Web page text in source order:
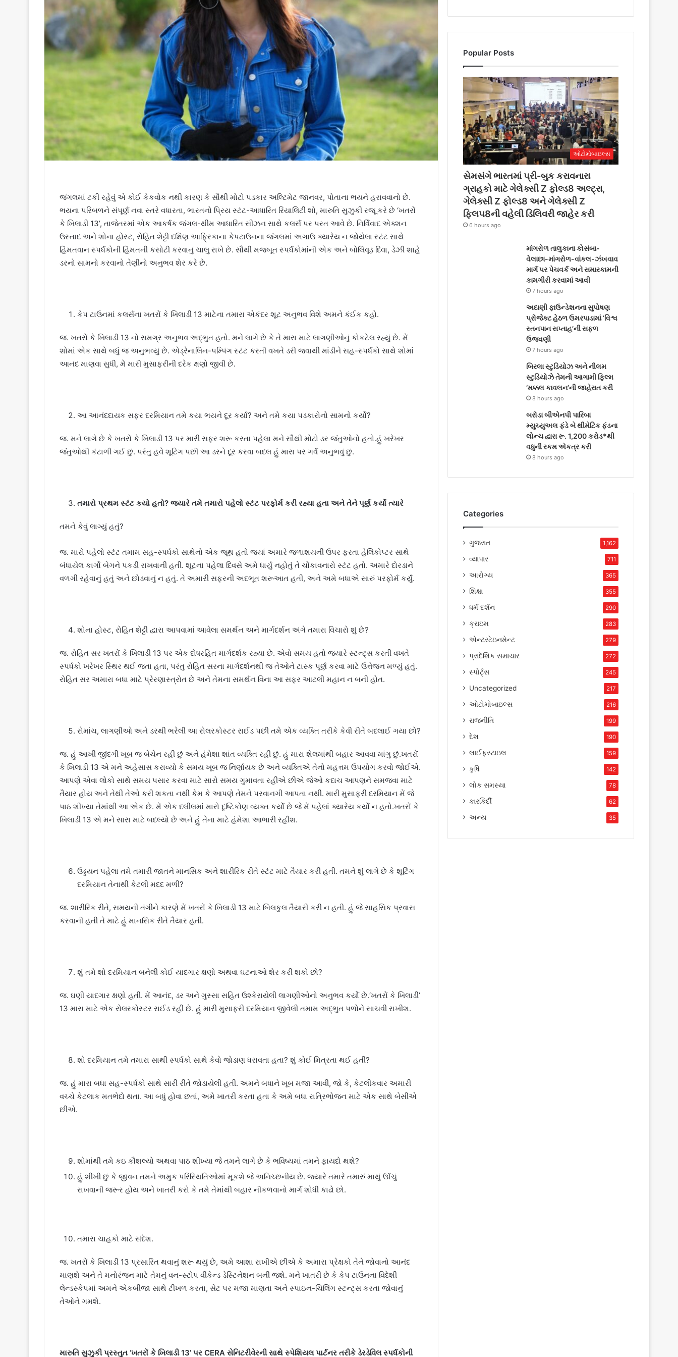
જંગલમાં ટકી રહેવું એ કોઈ કેકવોક નથી કારણ કે સૌથી મોટો પડકાર અલ્ટિમેટ જાનવર, પોતાના ભયને હરાવવાનો છે.
ભયના પરિબળને સંપૂર્ણ નવા સ્તરે વધારતા, ભારતનો પ્રિય સ્ટંટ-આધારિત રિયાલિટી શો, મારુતિ સુઝુકી રજૂ કરે છે ‘ખતરોં
કે ખિલાડી 13’, તાજેતરમાં એક આકર્ષક જંગલ-થીમ આધારિત સીઝન સાથે કલર્સ પર પરત આવે છે. નિર્વિવાદ એક્શન
ઉસ્તાદ અને શોના હોસ્ટ, રોહિત શેટ્ટી દક્ષિણ આફ્રિકાના કેપટાઉનના જંગલમાં અગાઉ ક્યારેય ન જોયેલા સ્ટંટ સાથે
હિંમતવાન સ્પર્ધકોની હિંમતની કસોટી કરવાનું ચાલુ રાખે છે. સૌથી મજબૂત સ્પર્ધકોમાંની એક અને બોલિવૂડ દિવા, ડેઝી શાહે
ડરનો સામનો કરવાનો તેણીનો અનુભવ શેર કરે છે.
કેપ ટાઉનમાં કલર્સના ખતરોં કે ખિલાડી 13 માટેના તમારા એકંદર શૂટ અનુભવ વિશે અમને કંઈક કહો.
જ. ખતરોં કે ખિલાડી 13 નો સમગ્ર અનુભવ અદ્ભુત હતો. મને લાગે છે કે તે મારા માટે લાગણીઓનું કોકટેલ રહ્યું છે. મેં
શોમાં એક સાથે બધું જ અનુભવ્યું છે. એડ્રેનાલિન-પમ્પિંગ સ્ટંટ કરતી વખતે ડરી જવાથી માંડીને સહ-સ્પર્ધકો સાથે શોમાં
આનંદ માણવા સુધી, મેં મારી મુસાફરીની દરેક ક્ષણો જીવી છે.
આ આનંદદાયક સફર દરમિયાન તમે કયા ભયને દૂર કર્યા? અને તમે કયા પડકારોનો સામનો કર્યો?
જ. મને લાગે છે કે ખતરોં કે ખિલાડી 13 પર મારી સફર શરૂ કરતા પહેલા મને સૌથી મોટો ડર જંતુઓનો હતો.હું ખરેખર
જંતુઓથી કંટાળી ગઈ છું. પરંતુ હવે શૂટિંગ પછી આ ડરને દૂર કરવા બદલ હું મારા પર ગર્વ અનુભવું છું.
તમારો પ્રથમ સ્ટંટ કયો હતો? જ્યારે તમે તમારો પહેલો સ્ટંટ પરફોર્મ કરી રહ્યા હતા અને તેને પૂર્ણ કર્યો ત્યારે
તમને કેવું લાગ્યું હતું?
જ. મારો પહેલો સ્ટંટ તમામ સહ-સ્પર્ધકો સાથેનો એક જૂથ હતો જ્યાં અમારે જળાશયની ઉપર ફરતા હેલિકોપ્ટર સાથે
બંધાયેલ કાર્ગો બેગને પકડી રાખવાની હતી. શૂટના પહેલા દિવસે અમે ધાર્યું નહોતું તે ચોંકાવનારો સ્ટંટ હતો. અમારે દોરડાને
વળગી રહેવાનું હતું અને છોડવાનું ન હતું. તે અમારી સફરની અદભૂત શરૂઆત હતી, અને અમે બધાએ સારું પરફોર્મ કર્યું.
શોના હોસ્ટ, રોહિત શેટ્ટી દ્વારા આપવામાં આવેલા સમર્થન અને માર્ગદર્શન અંગે તમારા વિચારો શું છે?
જ. રોહિત સર ખતરોં કે ખિલાડી 13 પર એક દોષરહિત માર્ગદર્શક રહ્યા છે. એવો સમય હતો જ્યારે સ્ટન્ટ્સ કરતી વખતે
સ્પર્ધકો ખરેખર સ્થિર થઈ જતા હતા, પરંતુ રોહિત સરના માર્ગદર્શનથી જ તેઓને ટાસ્ક પૂર્ણ કરવા માટે ઉત્તેજન મળ્યું હતું.
રોહિત સર અમારા બધા માટે પ્રેરણાસ્ત્રોત છે અને તેમના સમર્થન વિના આ સફર આટલી મહાન ન બની હોત.
રોમાંચ, લાગણીઓ અને ડરથી ભરેલી આ રોલરકોસ્ટર રાઈડ પછી તમે એક વ્યક્તિ તરીકે કેવી રીતે બદલાઈ ગયા છો?
જ. હું આખી જીંદગી ખૂબ જ બેચેન રહી છું અને હંમેશા શાંત વ્યક્તિ રહી છું. હું મારા શેલમાંથી બહાર આવવા માંગુ છું.ખતરોં
કે ખિલાડી 13 એ મને અહેસાસ કરાવ્યો કે સમય ખૂબ જ નિર્ણાયક છે અને વ્યક્તિએ તેનો મહત્તમ ઉપયોગ કરવો જોઈએ.
આપણે એવા લોકો સાથે સમય પસાર કરવા માટે સારો સમય ગુમાવતા રહીએ છીએ જેઓ કદાચ આપણને સમજવા માટે
તૈયાર હોય અને તેથી તેઓ કરી શકતા નથી કેમ કે આપણે તેમને પરવાનગી આપતા નથી. મારી મુસાફરી દરમિયાન મેં જે
પાઠ શીખ્યા તેમાંથી આ એક છે. મેં એક દલીલમાં મારો દૃષ્ટિકોણ વ્યક્ત કર્યો છે જે મેં પહેલાં ક્યારેય કર્યો ન હતો.ખતરોં કે
ખિલાડી 13 એ મને સારા માટે બદલ્યો છે અને હું તેના માટે હંમેશા આભારી રહીશ.
ઉડ્ડયન પહેલા તમે તમારી જાતને માનસિક અને શારીરિક રીતે સ્ટંટ માટે તૈયાર કરી હતી. તમને શું લાગે છે કે શૂટિંગ
દરમિયાન તેનાથી કેટલી મદદ મળી?
જ. શારીરિક રીતે, સમયની તંગીને કારણે મેં ખતરોં કે ખિલાડી 13 માટે બિલકુલ તૈયારી કરી ન હતી. હું જે સાહસિક પ્રવાસ
કરવાની હતી તે માટે હું માનસિક રીતે તૈયાર હતી.
શું તમે શો દરમિયાન બનેલી કોઈ યાદગાર ક્ષણો અથવા ઘટનાઓ શેર કરી શકો છો?
જ. ઘણી યાદગાર ક્ષણો હતી. મેં આનંદ, ડર અને ગુસ્સા સહિત ઉશ્કેરાયેલી લાગણીઓનો અનુભવ કર્યો છે.‘ખતરોં કે ખિલાડી’
13 મારા માટે એક રોલરકોસ્ટર રાઈડ રહી છે. હું મારી મુસાફરી દરમિયાન જીવેલી તમામ અદ્ભુત પળોને સાચવી રાખીશ.
શો દરમિયાન તમે તમારા સાથી સ્પર્ધકો સાથે કેવો જોડાણ ધરાવતા હતા? શું કોઈ મિત્રતા થઈ હતી?
જ. હું મારા બધા સહ-સ્પર્ધકો સાથે સારી રીતે જોડાયેલી હતી. અમને બધાને ખૂબ મજા આવી, જો કે, કેટલીકવાર અમારી
વચ્ચે કેટલાક મતભેદો થતા. આ બધું હોવા છતાં, અમે ખાતરી કરતા હતા કે અમે બધા રાત્રિભોજન માટે એક સાથે બેસીએ
છીએ.
શોમાંથી તમે કઇ કૌશલ્યો અથવા પાઠ શીખ્યા જે તમને લાગે છે કે ભવિષ્યમાં તમને ફાયદો થશે?
હું શીખી છું કે જીવન તમને અમુક પરિસ્થિતિઓમાં મૂકશે જે અનિચ્છનીય છે. જ્યારે તમારે તમારું માથું ઊંચું
રાખવાની જરૂર હોય અને ખાતરી કરો કે તમે તેમાંથી બહાર નીકળવાનો માર્ગ શોધી કાઢો છો.
તમારા ચાહકો માટે સંદેશ.
જ. ખતરોં કે ખિલાડી 13 પ્રસારિત થવાનું શરૂ થયું છે, અમે આશા રાખીએ છીએ કે અમારા પ્રેક્ષકો તેને જોવાનો આનંદ
માણશે અને તે મનોરંજન માટે તેમનું વન-સ્ટોપ વીકેન્ડ ડેસ્ટિનેશન બની જશે. મને ખાતરી છે કે કેપ ટાઉનના વિદેશી
લેન્ડસ્કેપમાં અમને એકબીજા સાથે ટીખળ કરતા, સેટ પર મજા માણતા અને સ્પાઇન-ચિલિંગ સ્ટન્ટ્સ કરતા જોવાનું
તેઓને ગમશે.
મારુતિ સુઝુકી પ્રસ્તુત ‘ખતરોં કે ખિલાડી 13’ પર CERA સેનિટરીવેરની સાથે સ્પેશિયલ પાર્ટનર તરીકે ડેરડેવિલ સ્પર્ધકોની
Popular Posts
ઓટોમોબાઇલ્સ
સેમસંગે ભારતમાં પ્રી-બુક કરાવનારા
ગ્રાહકો માટે ગેલેક્સી Z ફોલ્ડ8 અલ્ટ્રા,
ગેલેક્સી Z ફોલ્ડ8 અને ગેલેક્સી Z
ફ્લિપ8ની વહેલી ડિલિવરી જાહેર કરી
6 hours ago
માંગરોળ તાલુકાના કોસંબા-
વેલાછા-માંગરોળ-વાંકલ-ઝંખવાવ
માર્ગ પર પેચવર્ક અને સમારકામની
કામગીરી કરવામાં આવી
7 hours ago
અદાણી ફાઉન્ડેશનના સુપોષણ
પ્રોજેક્ટ હેઠળ ઉમરપાડામાં ‘વિશ્વ
સ્તનપાન સપ્તાહ’ની સફળ
ઉજવણી
7 hours ago
બિરલા સ્ટુડિયોઝ અને નીલમ
સ્ટુડિયોઝે તેમની આગામી ફિલ્મ
‘મક્કલ કાવલન’ની જાહેરાત કરી
8 hours ago
બરોડા બીએનપી પારિબા
મ્યુચ્યુઅલ ફંડે બે થીમેટિક ફંડના
લોન્ચ દ્વારા રૂ. 1,200 કરોડ*થી
વધુની રકમ એકત્ર કરી
8 hours ago
Categories
ગુજરાત 1,162
વ્યાપાર 711
આરોગ્ય 365
શિક્ષા 355
ધર્મ દર્શન 290
ક્રાઇમ 283
એન્ટરટેઇનમેન્ટ 279
પ્રાદેશિક સમાચાર 272
સ્પોર્ટ્સ 245
Uncategorized 217
ઓટોમોબાઇલ્સ 216
રાજનીતિ 199
દેશ 190
લાઈફસ્ટાઇલ 159
કૃષિ 142
લોક સમસ્યા 78
કારકિર્દી 62
અન્ય 35